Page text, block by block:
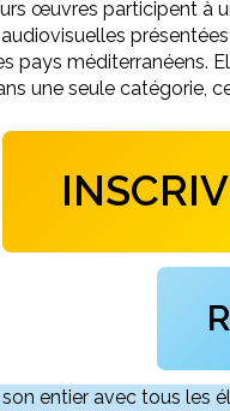
œuvres participent à
pays méditerranéens.
une seule catégorie,
entier avec tous les